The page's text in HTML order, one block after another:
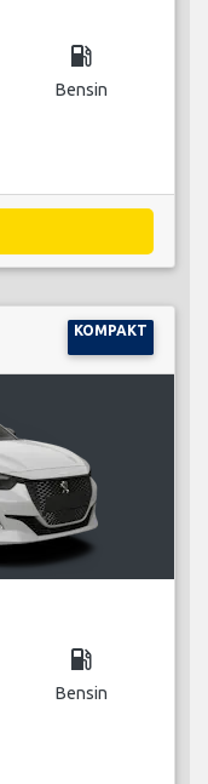
local_gas_station
Bensin
KOMPAKT
local_gas_station
Bensin